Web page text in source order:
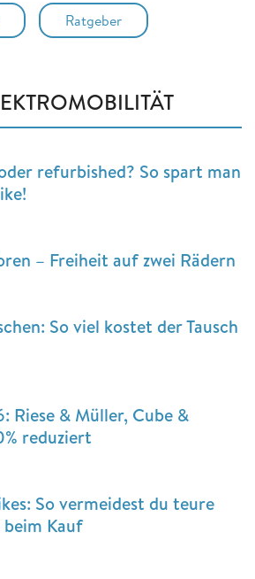
Ratgeber
refurbished? So spart man
– Freiheit auf zwei Rädern
So viel kostet der Tausch
Riese & Müller, Cube &
reduziert
So vermeidest du teure
Kauf